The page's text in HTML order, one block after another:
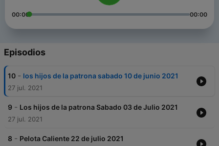
00:00 00:00
Episodios
10 - los hijos de la patrona sabado 10 de junio 2021
27 jul. 2021
9 - Los hijos de la patrona Sabado 03 de Julio 2021
27 jul. 2021
8 - Pelota Caliente 22 de julio 2021